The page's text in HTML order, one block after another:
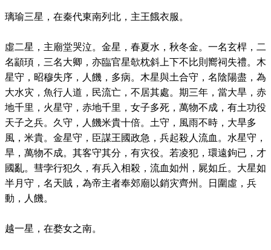
璃瑜三星，在秦代東南列北，主王餓衣服。
虛二星，主廟堂哭泣。金星，春夏水，秋冬金。一名玄桿，二
名顓頊，三名大卿，亦臨官星欹枕斜上下不比則嚮祠失禮。木
星守，昭穆失序，人饑，多病。木星與土合守，名陰陽盡，為
大水灾，魚行人道，民流亡，不居其處。期三年，當大旱，赤
地千里，火星守，赤地千里，女子多死，萬物不成，有土功役
天子之兵。久守，人饑米貴十倍。土守，風雨不時，大旱多
風，米貴。金星守，臣謀王國政急，兵起殺人流血。水星守，
旱，萬物不成。其客守其分，有灾役。若凌犯，環遠鉤已，才
國亂。彗孛行犯久，有兵入相殺，流血如州，屍如丘。大星如
半月守，名天賊，為帝主者奉郊廟以銷灾齊州。日圍虛，兵
動，人饑。
越一星，在婺女之南。